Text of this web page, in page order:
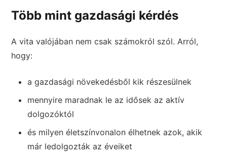
Több mint gazdasági kérdés
A vita valójában nem csak számokról szól. Arról,
hogy:
a gazdasági növekedésből kik részesülnek
mennyire maradnak le az idősek az aktív
dolgozóktól
és milyen életszínvonalon élhetnek azok, akik
már ledolgozták az éveiket